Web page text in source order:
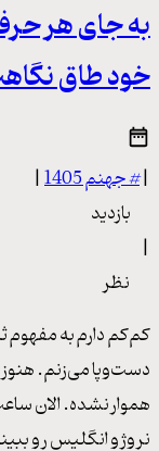
به جای هر
خود طاق
|
#جهنم 1405
|
بازدید
|
نظر
کم‌کم دارم به
دست‌وپا می‌زنم.